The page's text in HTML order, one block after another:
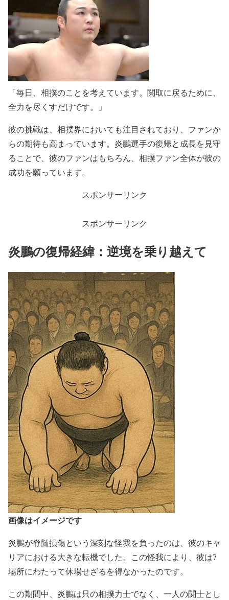
「毎日、相撲のことを考えています。関取に戻るために、
全力を尽くすだけです。」
彼の挑戦は、相撲界においても注目されており、ファンか
らの期待も高まっています。炎鵬選手の復帰と成長を見守
ることで、彼のファンはもちろん、相撲ファン全体が彼の
成功を願っています。
スポンサーリンク
スポンサーリンク
炎鵬の復帰経緯：逆境を乗り越えて
画像はイメージです
炎鵬が脊髄損傷という深刻な怪我を負ったのは、彼のキャ
リアにおける大きな転機でした。この怪我により、彼は7
場所にわたって休場せざるを得なかったのです。
この期間中、炎鵬は只の相撲力士でなく、一人の闘士とし